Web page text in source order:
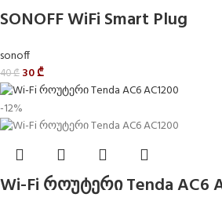
SONOFF WiFi Smart Plug
sonoff
40₾ 30₾
-12%
Wi-Fi როუტერი Tenda AC6